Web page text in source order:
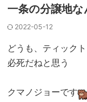
一条の分譲地
2022-05-12
どうも、ティック
必死だねと思う
クマノジョーです